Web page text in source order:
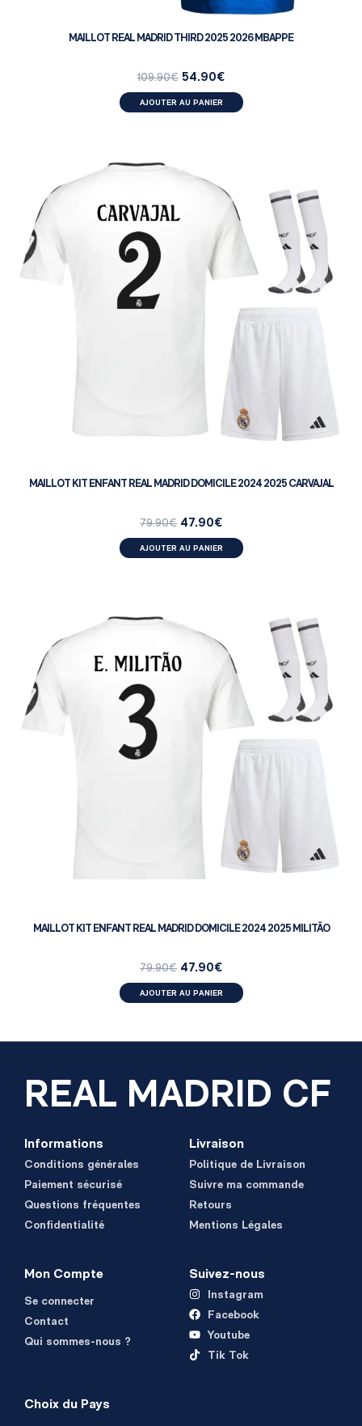
MAILLOT REAL MADRID THIRD 2025 2026 MBAPPE
109.90€ 54.90€
AJOUTER AU PANIER
MAILLOT KIT ENFANT REAL MADRID DOMICILE 2024 2025 CARVAJAL
79.90€ 47.90€
AJOUTER AU PANIER
MAILLOT KIT ENFANT REAL MADRID DOMICILE 2024 2025 MILITÃO
79.90€ 47.90€
AJOUTER AU PANIER
REAL MADRID CF
Informations
Conditions générales
Paiement sécurisé
Questions fréquentes
Confidentialité
Livraison
Politique de Livraison
Suivre ma commande
Retours
Mentions Légales
Mon Compte
Se connecter
Contact
Qui sommes-nous ?
Suivez-nous
Instagram
Facebook
Youtube
Tik Tok
Choix du Pays